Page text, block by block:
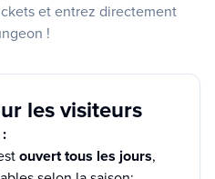
et entrez directement
!
les visiteurs
ouvert tous les jours,